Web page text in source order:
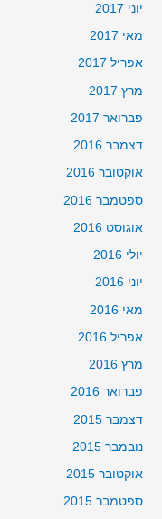
יוני 2017
מאי 2017
אפריל 2017
מרץ 2017
פברואר 2017
דצמבר 2016
אוקטובר 2016
ספטמבר 2016
אוגוסט 2016
יולי 2016
יוני 2016
מאי 2016
אפריל 2016
מרץ 2016
פברואר 2016
דצמבר 2015
נובמבר 2015
אוקטובר 2015
ספטמבר 2015